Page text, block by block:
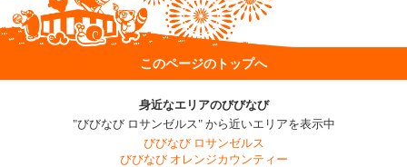
このページのトップへ
身近なエリアのびびなび
"びびなび ロサンゼルス" から近いエリアを表示中
びびなび ロサンゼルス
びびなび オレンジカウンティー